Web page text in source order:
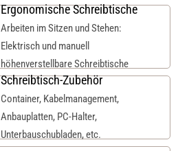
Ergonomische Schreibtische
Arbeiten im Sitzen und Stehen:
Elektrisch und manuell
höhenverstellbare Schreibtische
Schreibtisch-Zubehör
Container, Kabelmanagement,
Anbauplatten, PC-Halter,
Unterbauschubladen, etc.